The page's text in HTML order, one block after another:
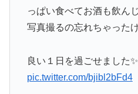
っぱい食べてお酒も飲ん
写真撮るの忘れちゃった
良い１日を過ごせました✨
pic.twitter.com/bjibl2bFd4